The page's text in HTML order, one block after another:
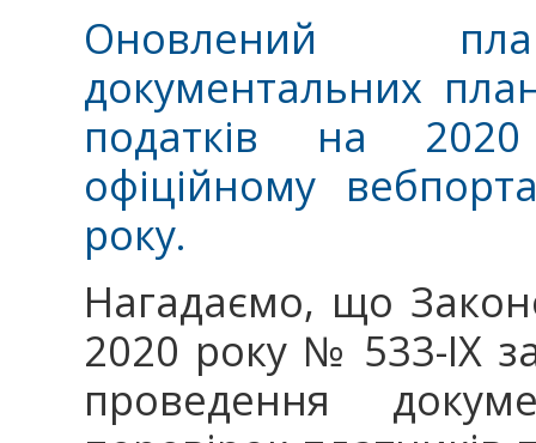
Оновлений
документальних
податків на
офіційному
року.
Нагадаємо, що
2020 року № 533-IX
проведення